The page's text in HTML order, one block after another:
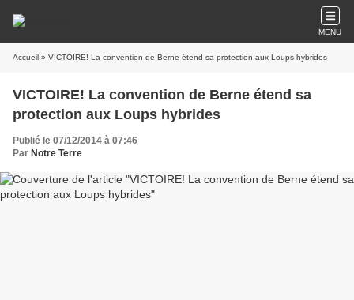
MENU
Accueil » VICTOIRE! La convention de Berne étend sa protection aux Loups hybrides
VICTOIRE! La convention de Berne étend sa
protection aux Loups hybrides
Publié le 07/12/2014 à 07:46
Par Notre Terre